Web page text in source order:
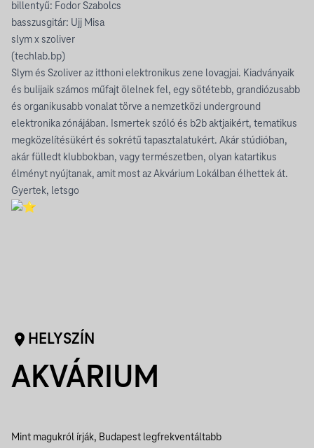
billentyű: Fodor Szabolcs
basszusgitár: Ujj Misa
slym x szoliver
(techlab.bp)
Slym és Szoliver az itthoni elektronikus zene lovagjai. Kiadványaik
és bulijaik számos műfajt ölelnek fel, egy sötétebb, grandiózusabb
és organikusabb vonalat törve a nemzetközi underground
elektronika zónájában. Ismertek szóló és b2b aktjaikért, tematikus
megközelítésükért és sokrétű tapasztalatukért. Akár stúdióban,
akár fülledt klubbokban, vagy természetben, olyan katartikus
élményt nyújtanak, amit most az Akvárium Lokálban élhettek át.
Gyertek, letsgo
HELYSZÍN
AKVÁRIUM
Mint magukról írják, Budapest legfrekventáltabb